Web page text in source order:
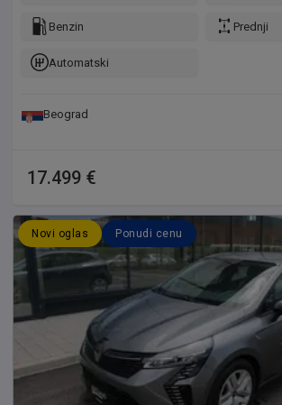
Benzin Prednji
Automatski
Beograd
17.499 €
Novi oglas Ponudi cenu